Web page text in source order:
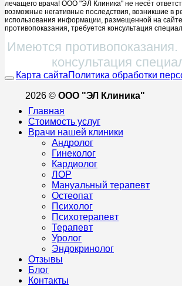
лечащего врача! ООО "ЭЛ Клиника" не несёт
возможные негативные последствия, возникшие в
использования информации, размещенной на
противопоказания, требуется консультация
Имеются
консультация
Карта сайтаПолитика обработки
2026 © ООО "ЭЛ Клиника"
Главная
Стоимость услуг
Врачи нашей клиники
Андролог
Гинеколог
Кардиолог
ЛОР
Мануальный терапевт
Остеопат
Психолог
Психотерапевт
Терапевт
Уролог
Эндокринолог
Отзывы
Блог
Контакты